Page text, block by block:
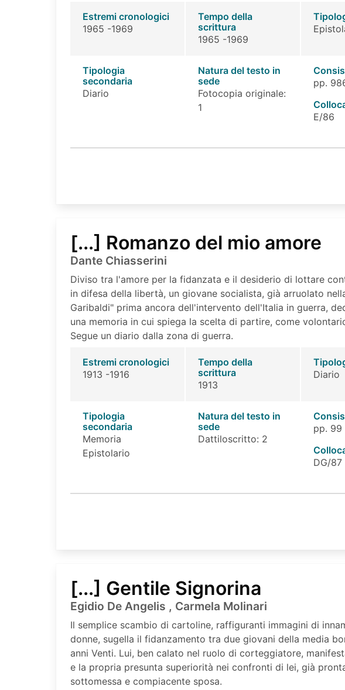
Estremi cronologici
1965 -1969
Tempo della
scrittura
1965 -1969
Tipologia
secondaria
Diario
Natura del testo in
sede
Fotocopia originale:
1
pp.
E/86
[...] Romanzo del mio amore
Dante Chiasserini
Diviso tra l'amore per la fidanzata e il desiderio di lottare
in difesa della libertà, un giovane socialista, già arruolato
Garibaldi" prima ancora dell'intervento dell'Italia in guerra,
una memoria in cui spiega la scelta di partire, come
Segue un diario dalla zona di guerra.
Estremi cronologici
1913 -1916
Tempo della
scrittura
1913
Diario
Tipologia
secondaria
Memoria
Epistolario
Natura del testo in
sede
Dattiloscritto: 2
pp. 99
DG/87
[...] Gentile Signorina
Egidio De Angelis , Carmela Molinari
Il semplice scambio di cartoline, raffiguranti immagini di
donne, sugella il fidanzamento tra due giovani della media
anni Venti. Lui, ben calato nel ruolo di corteggiatore,
e la propria presunta superiorità nei confronti di lei, già
sottomessa e compiacente sposa.